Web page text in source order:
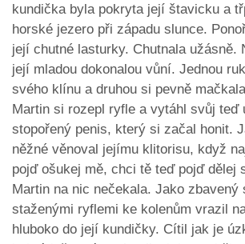
kundička byla pokryta její štavicku a
horské jezero při západu slunce.
její chutné lasturky. Chutnala užásně.
její mladou dokonalou vůní. Jednou
svého klínu a druhou si pevně
Martin si rozepl ryfle a vytáhl svůj teď
stopořený penis, který si začal honit.
něžné věnoval jejímu klitorisu, když
pojď ošukej mě, chci tě teď pojď dělej
Martin na nic nečekala. Jako zbavený
staženými ryflemi ke kolenům vrazil
hluboko do její kundičky. Cítil jak je